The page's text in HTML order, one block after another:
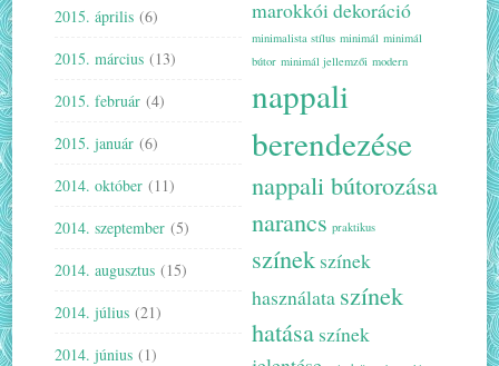
2015. április (6)
2015. március (13)
2015. február (4)
2015. január (6)
2014. október (11)
2014. szeptember (5)
2014. augusztus (15)
2014. július (21)
2014. június (1)
marokkói dekoráció
minimalista stílus minimál minimál
bútor minimál jellemzői modern
nappali
berendezése
nappali bútorozása
narancs praktikus
színek színek
használata színek
hatása színek